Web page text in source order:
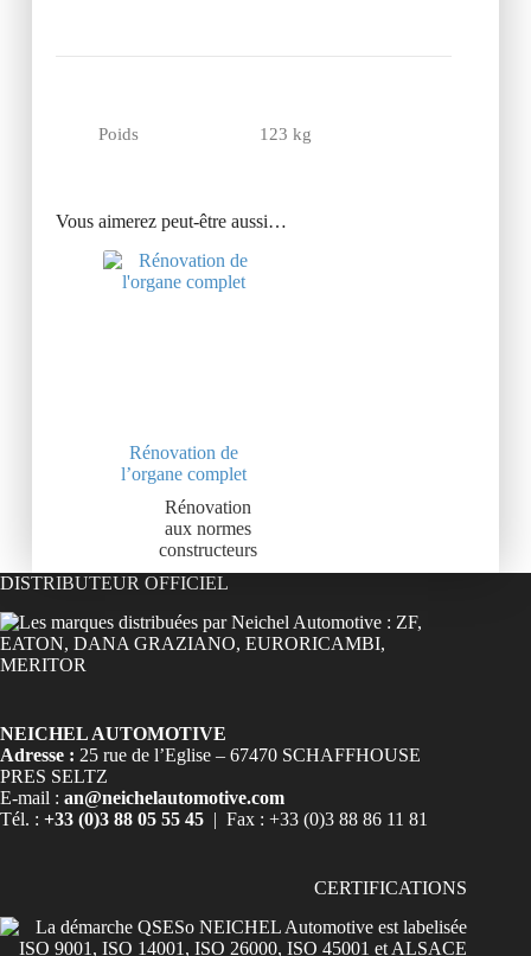
Poids 123 kg
Vous aimerez peut-être aussi…
Rénovation de
l’organe complet
Rénovation
aux normes
constructeurs
DISTRIBUTEUR OFFICIEL
NEICHEL AUTOMOTIVE
Adresse : 25 rue de l’Eglise – 67470 SCHAFFHOUSE
PRES SELTZ
E-mail : an@neichelautomotive.com
Tél. : +33 (0)3 88 05 55 45 | Fax : +33 (0)3 88 86 11 81
CERTIFICATIONS